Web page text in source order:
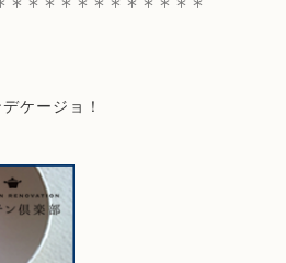
ケージョ
！